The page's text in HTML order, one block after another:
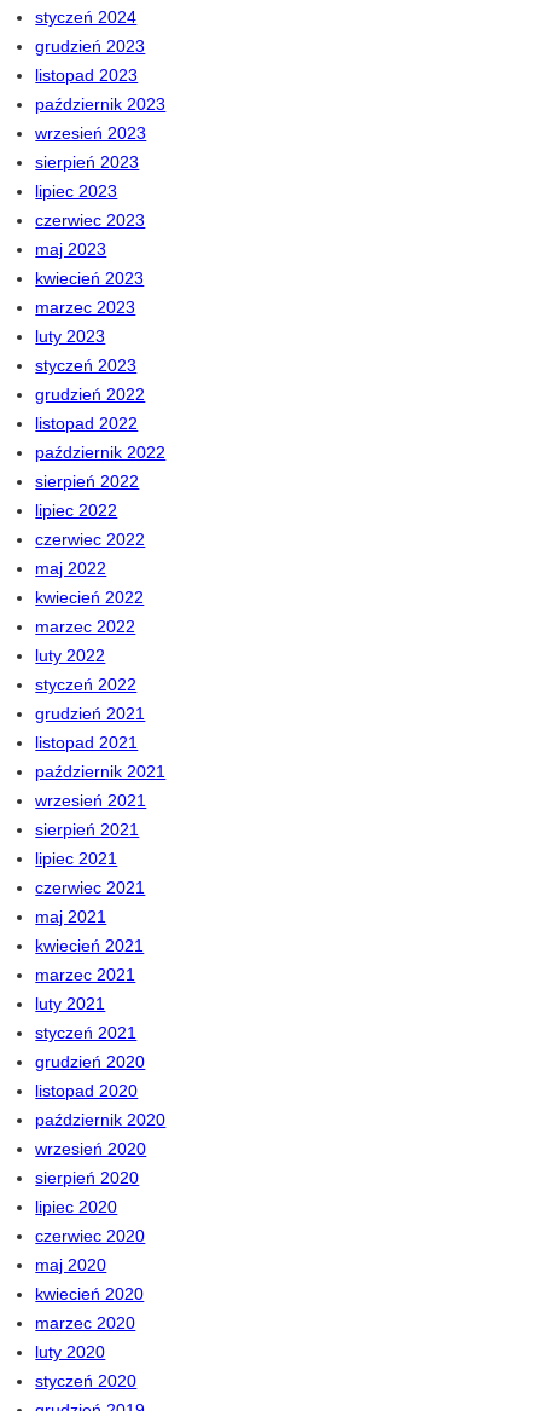
styczeń 2024
grudzień 2023
listopad 2023
październik 2023
wrzesień 2023
sierpień 2023
lipiec 2023
czerwiec 2023
maj 2023
kwiecień 2023
marzec 2023
luty 2023
styczeń 2023
grudzień 2022
listopad 2022
październik 2022
sierpień 2022
lipiec 2022
czerwiec 2022
maj 2022
kwiecień 2022
marzec 2022
luty 2022
styczeń 2022
grudzień 2021
listopad 2021
październik 2021
wrzesień 2021
sierpień 2021
lipiec 2021
czerwiec 2021
maj 2021
kwiecień 2021
marzec 2021
luty 2021
styczeń 2021
grudzień 2020
listopad 2020
październik 2020
wrzesień 2020
sierpień 2020
lipiec 2020
czerwiec 2020
maj 2020
kwiecień 2020
marzec 2020
luty 2020
styczeń 2020